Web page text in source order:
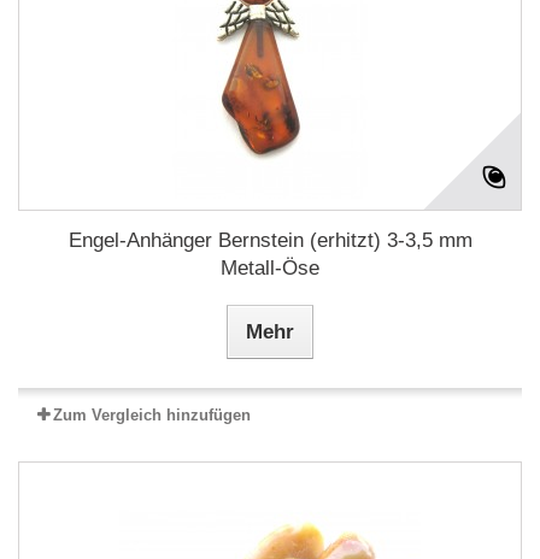
Engel-Anhänger Bernstein (erhitzt) 3-3,5 mm
Metall-Öse
Mehr
Zum Vergleich hinzufügen